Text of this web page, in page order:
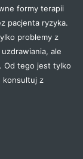
formy terapii
pacjenta ryzyka.
problemy z
ale
Od tego jest tylko
konsultuj z